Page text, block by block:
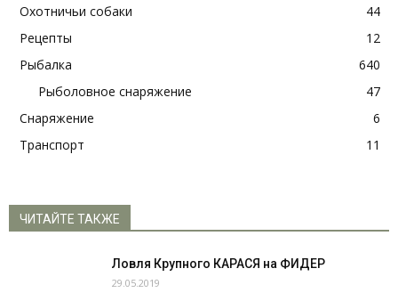
Охотничьи собаки
44
Рецепты
12
Рыбалка
640
Рыболовное снаряжение
47
Снаряжение
6
Транспорт
11
ЧИТАЙТЕ ТАКЖЕ
Ловля Крупного КАРАСЯ на ФИДЕР
29.05.2019